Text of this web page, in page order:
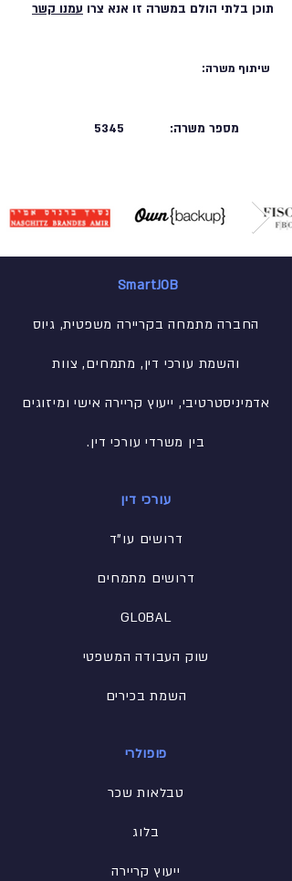
תוכן בלתי הולם במשרה זו אנא צרו עמנו קשר
שיתוף משרה:
5345 מספר משרה:
SmartJOB
החברה מתמחה בקריירה משפטית, גיוס
והשמת עורכי דין, מתמחים, צוות
אדמיניסטרטיבי, ייעוץ קריירה אישי ומיזוגים
בין משרדי עורכי דין.
עורכי דין
דרושים עו"ד
דרושים מתמחים
GLOBAL
שוק העבודה המשפטי
השמת בכירים
פופולרי
טבלאות שכר
בלוג
ייעוץ קריירה